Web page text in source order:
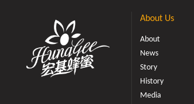
About Us
About
News
Story
History
Media